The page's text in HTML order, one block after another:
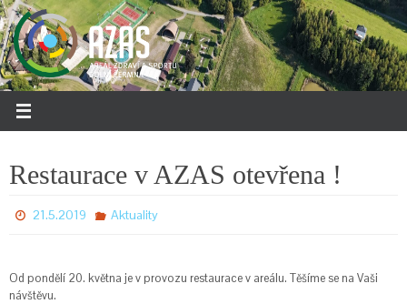
Přeskočit
na
obsah
Restaurace v AZAS otevřena !
21.5.2019 Aktuality
Od pondělí 20. května je v provozu restaurace v areálu. Těšíme se na Vaši
návštěvu.